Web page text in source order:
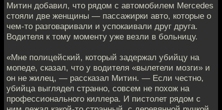
Митин добавил, что рядом с автомобилем Mercedes
стояли две женщины — пассажирки авто, которые о
чем-то разговаривали и успокаивали друг друга.
Водителя к тому моменту уже везли в больницу.
«Мне полицейский, который задержал убийцу на
мопеде, сказал, что у водителя «вылетели мозги» и
он не жилец, — рассказал Митин. — Если честно,
убийца выглядел странно, совсем не похож на
профессионального киллера. И пистолет рядом с